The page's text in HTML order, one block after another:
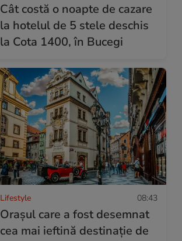
Cât costă o noapte de cazare
la hotelul de 5 stele deschis
la Cota 1400, în Bucegi
Lifestyle 08:43
Orașul care a fost desemnat
cea mai ieftină destinație de